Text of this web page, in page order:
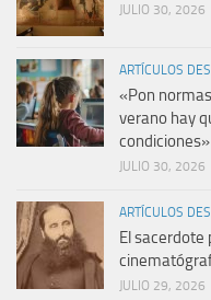
JULIO 30, 2026
ARTÍCULOS
«Pon
verano hay
condiciones»
JULIO 30, 2026
ARTÍCULOS
El sacerdote
JULIO 29, 2026